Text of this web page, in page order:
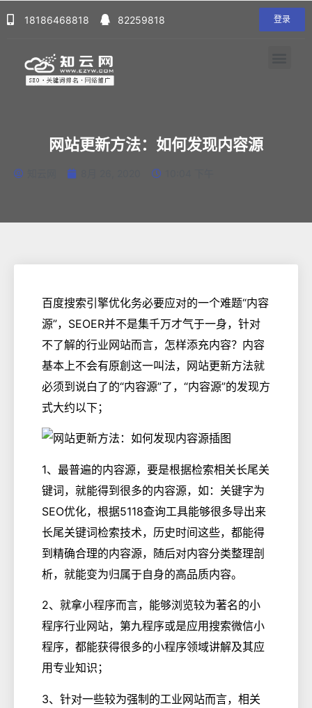
18186468818 82259818 登录
网站更新方法：如何发现内容源
百度搜索引擎优化务必要应对的一个难题“内容
源”，SEOER并不是集千万才气于一身，针对
不了解的行业网站而言，怎样添充内容？内容
基本上不会有原創这一叫法，网站更新方法就
必须到说白了的“内容源”了，“内容源”的发现方
式大约以下；
1、最普遍的内容源，要是根据检索相关长尾关
键词，就能得到很多的内容源，如：关键字为
SEO优化，根据5118查询工具能够很多导出来
长尾关键词检索技术，历史时间这些，都能得
到精确合理的内容源，随后对内容分类整理剖
析，就能变为归属于自身的高品质内容。
2、就拿小程序而言，能够浏览较为著名的小
程序行业网站，第九程序或是应用搜索微信小
程序，都能获得很多的小程序领域讲解及其应
用专业知识；
3、针对一些较为强制的工业网站而言，相关